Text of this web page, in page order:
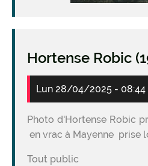
Hortense Robic
Lun 28/04/2025 - 08:44
Photo d'Hortense Robic
en vrac à Mayenne prise
Tout public